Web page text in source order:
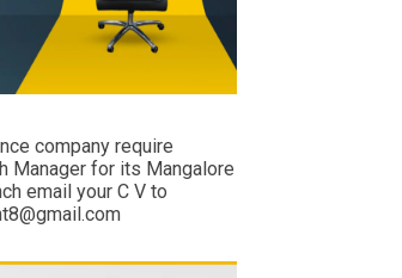
company require
Manager for its Mangalore
email your C V to